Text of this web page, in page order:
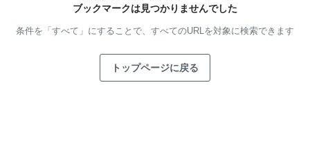
ブックマークは見つかりませんでした
条件を「すべて」にすることで、 すべてのURLを対象に検索できます
トップページに戻る